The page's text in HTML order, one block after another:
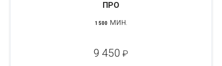
ПРО
1 500 мин.
9 450 ₽